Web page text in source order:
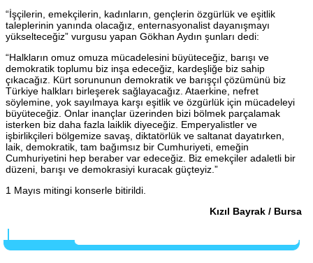
“İşçilerin, emekçilerin, kadınların, gençlerin özgürlük ve eşitlik
taleplerinin yanında olacağız, enternasyonalist dayanışmayı
yükselteceğiz” vurgusu yapan Gökhan Aydın şunları dedi:
“Halkların omuz omuza mücadelesini büyüteceğiz, barışı ve
demokratik toplumu biz inşa edeceğiz, kardeşliğe biz sahip
çıkacağız. Kürt sorununun demokratik ve barışçıl çözümünü biz
Türkiye halkları birleşerek sağlayacağız. Ataerkine, nefret
söylemine, yok sayılmaya karşı eşitlik ve özgürlük için mücadeleyi
büyüteceğiz. Onlar inançlar üzerinden bizi bölmek parçalamak
isterken biz daha fazla laiklik diyeceğiz. Emperyalistler ve
işbirlikçileri bölgemize savaş, diktatörlük ve saltanat dayatırken,
laik, demokratik, tam bağımsız bir Cumhuriyeti, emeğin
Cumhuriyetini hep beraber var edeceğiz. Biz emekçiler adaletli bir
düzeni, barışı ve demokrasiyi kuracak güçteyiz.”
1 Mayıs mitingi konserle bitirildi.
Kızıl Bayrak / Bursa